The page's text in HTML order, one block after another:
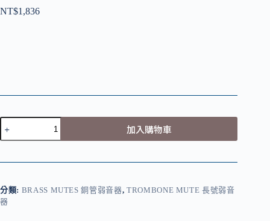
NT$1,836
Sigfrid
弱
號
Wah-
Wah/Harmon
加入購物車
分類: BRASS MUTES 銅管弱音器, TROMBONE MUTE 長號弱音
器